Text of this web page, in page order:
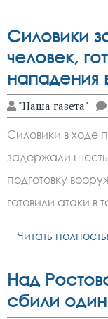
Силовики
человек,
нападения
"Наша газета"
Силовики в ходе
задержали шесть
подготовку
готовили атаки в
Читать
Над
сбили